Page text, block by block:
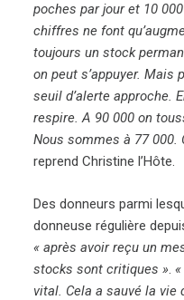
poches par jour et 10
chiffres ne font
toujours un stock
on peut s’appuyer.
seuil d’alerte approche.
respire. A 90 000 on
Nous sommes à 77 000.
reprend Christine l’Hôte.
Des donneurs parmi
donneuse régulière
« après avoir reçu un
stocks sont critiques ».
vital. Cela a sauvé la vie